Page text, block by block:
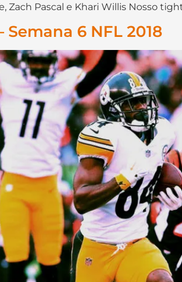
Zach Pascal e Khari Willis Nosso
6 NFL 2018